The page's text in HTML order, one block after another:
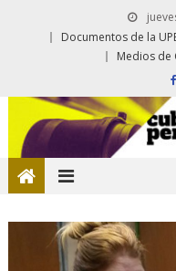
Documentos de la
Medios de